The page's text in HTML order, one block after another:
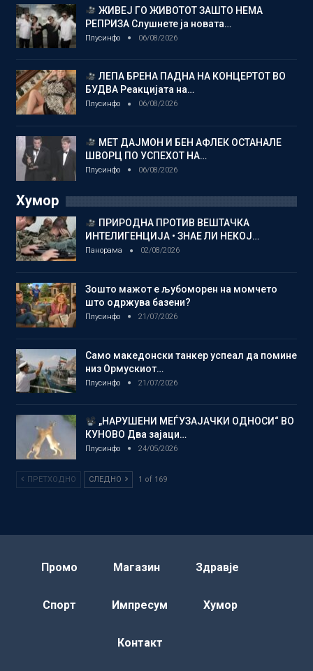
ЖИВЕЈ ГО ЖИВОТОТ ЗАШТО НЕМА
РЕПРИЗА Слушнете ја новата…
Плусинфо 06/08/2026
ЛЕПА БРЕНА ПАДНА НА КОНЦЕРТОТ ВО
БУДВА Реакцијата на…
Плусинфо 06/08/2026
МЕТ ДАЈМОН И БЕН АФЛЕК ОСТАНАЛЕ
ШВОРЦ ПО УСПЕХОТ НА…
Плусинфо 06/08/2026
Хумор
ПРИРОДНА ПРОТИВ ВЕШТАЧКА
ИНТЕЛИГЕНЦИЈА • ЗНАЕ ЛИ НЕКОЈ…
Панорама 02/08/2026
Зошто мажот е љубоморен на момчето
што одржува базени?
Плусинфо 21/07/2026
Само македонски танкер успеал да помине
низ Ормускиот…
Плусинфо 21/07/2026
„НАРУШЕНИ МЕЃУЗАЈАЧКИ ОДНОСИ“ ВО
КУНОВО Два зајаци…
Плусинфо 24/05/2026
ПРЕТХОДНО СЛЕДНО 1 of 169
Промо Магазин Здравје
Спорт Импресум Хумор
Контакт